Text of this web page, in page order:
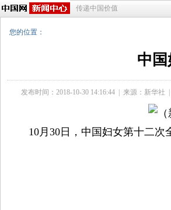
传递中国价值
您的位置：
中
发布时间：2018-10-30 14:16:44 来源：新华社
10月30日，中国妇女第十二